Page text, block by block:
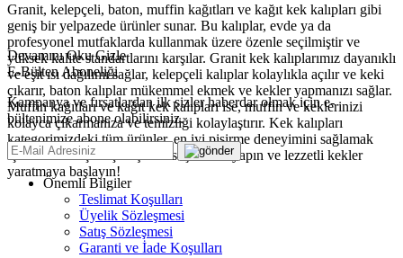
Granit, kelepçeli, baton, muffin kağıtları ve kağıt kek kalıpları gibi
geniş bir yelpazede ürünler sunar. Bu kalıplar, evde ya da
profesyonel mutfaklarda kullanmak üzere özenle seçilmiştir ve
yüksek kalite standartlarını karşılar. Granit kek kalıplarımız dayanıklı
ve eşit ısı dağılımı sağlar, kelepçeli kalıplar kolaylıkla açılır ve keki
çıkarır, baton kalıplar mükemmel ekmek ve kekler yapmanızı sağlar.
Muffin kağıtları ve kağıt kek kalıpları ise, muffin ve keklerinizi
kolayca çıkarmanıza ve temizliği kolaylaştırır. Kek kalıpları
kategorimizdeki tüm ürünler, en iyi pişirme deneyimini sağlamak
için özenle seçilmiştir. Şimdi seçiminizi yapın ve lezzetli kekler
yaratmaya başlayın!
Devamını Oku Gizle
E-Bülten Aboneliği
Kampanya ve fırsatlardan ilk sizler haberdar olmak için e-
bültenimize abone olabilirsiniz.
Önemli Bilgiler
Teslimat Koşulları
Üyelik Sözleşmesi
Satış Sözleşmesi
Garanti ve İade Koşulları